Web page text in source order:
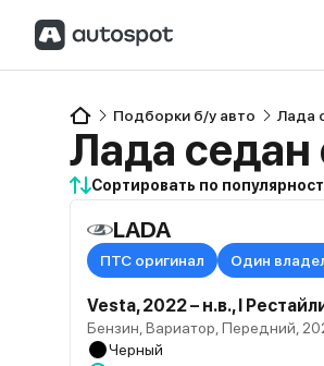
Подборки б/у авто Лада
Лада седан
Сортировать по
LADA
ПТС оригинал Один
Vesta, 2022 – н.в., I
Бензин, Вариатор, Передний,
Черный